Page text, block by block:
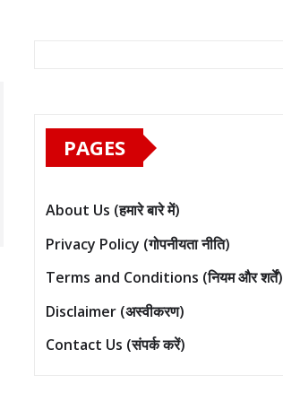
PAGES
About Us (हमारे बारे में)
Privacy Policy (गोपनीयता नीति)
Terms and Conditions (नियम और शर्तें)
Disclaimer (अस्वीकरण)
Contact Us (संपर्क करें)